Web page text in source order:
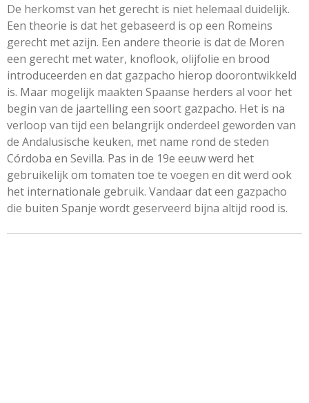
De herkomst van het gerecht is niet helemaal duidelijk.
Een theorie is dat het gebaseerd is op een Romeins
gerecht met azijn. Een andere theorie is dat de Moren
een gerecht met water, knoflook, olijfolie en brood
introduceerden en dat gazpacho hierop doorontwikkeld
is. Maar mogelijk maakten Spaanse herders al voor het
begin van de jaartelling een soort gazpacho. Het is na
verloop van tijd een belangrijk onderdeel geworden van
de Andalusische keuken, met name rond de steden
Córdoba en Sevilla. Pas in de 19e eeuw werd het
gebruikelijk om tomaten toe te voegen en dit werd ook
het internationale gebruik. Vandaar dat een gazpacho
die buiten Spanje wordt geserveerd bijna altijd rood is.